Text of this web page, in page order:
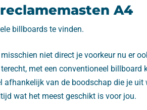
A4
billboards te vinden.
niet direct je voorkeur nu er
met een conventioneel billboard
van de boodschap die je uit
wat het meest geschikt is voor jou.